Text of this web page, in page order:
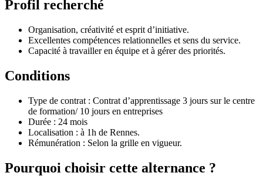
Profil recherché
Organisation, créativité et esprit d’initiative.
Excellentes compétences relationnelles et sens du service.
Capacité à travailler en équipe et à gérer des priorités.
Conditions
Type de contrat : Contrat d’apprentissage 3 jours sur le centre
de formation/ 10 jours en entreprises
Durée : 24 mois
Localisation : à 1h de Rennes.
Rémunération : Selon la grille en vigueur.
Pourquoi choisir cette alternance ?